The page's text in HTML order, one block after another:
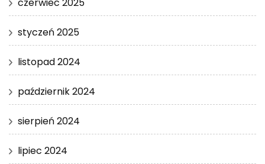
czerwiec 2025
styczeń 2025
listopad 2024
październik 2024
sierpień 2024
lipiec 2024